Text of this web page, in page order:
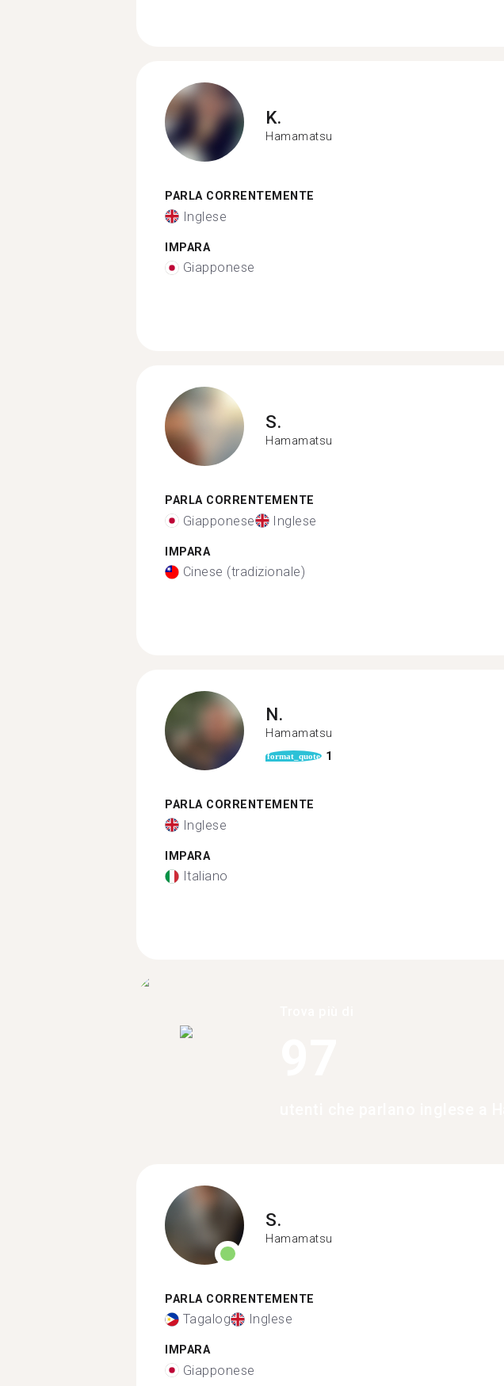
K.
Hamamatsu
PARLA CORRENTEMENTE
Inglese
IMPARA
Giapponese
S.
Hamamatsu
PARLA CORRENTEMENTE
Giapponese Inglese
IMPARA
Cinese (tradizionale)
N.
Hamamatsu
format_quote 1
PARLA CORRENTEMENTE
Inglese
IMPARA
Italiano
S.
Hamamatsu
PARLA CORRENTEMENTE
Tagalog Inglese
IMPARA
Giapponese